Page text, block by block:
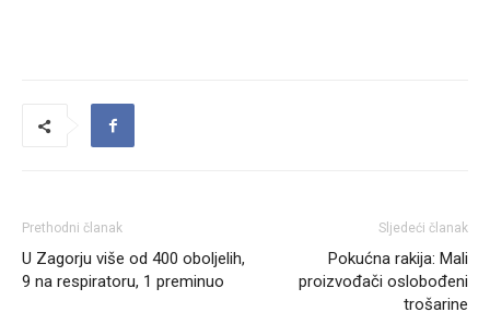
Prethodni članak
U Zagorju više od 400 oboljelih,
9 na respiratoru, 1 preminuo
Sljedeći članak
Pokućna rakija: Mali
proizvođači oslobođeni
trošarine